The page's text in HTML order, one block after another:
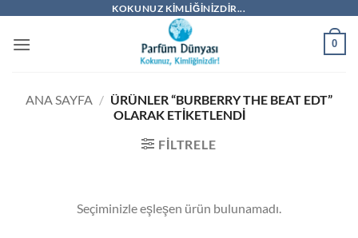
KOKUNUZ KIMLIĞINIZDIR...
0
ANA SAYFA / ÜRÜNLER “BURBERRY THE BEAT EDT”
OLARAK ETIKETLENDI
FILTRELE
Seçiminizle eşleşen ürün bulunamadı.